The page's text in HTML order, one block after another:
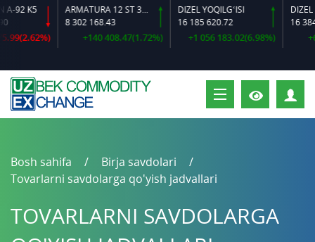
92 K5
ARMATURA 12 ST 35 GS O‘LCHAMLI
8 302 168.43
+140 408.47(1.72%)
DIZEL YOQILG‘ISI
16 185 620.72
+1 056 183.02(6.98%)
16 384
Bosh sahifa
Birja savdolari
Tovarlarni savdolarga qo'yish jadvallari
TOVARLARNI SAVDOLARGA